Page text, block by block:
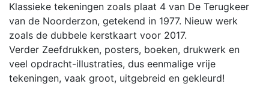
Klassieke tekeningen zoals plaat 4 van De Terugkeer
van de Noorderzon, getekend in 1977. Nieuw werk
zoals de dubbele kerstkaart voor 2017.
Verder Zeefdrukken, posters, boeken, drukwerk en
veel opdracht-illustraties, dus eenmalige vrije
tekeningen, vaak groot, uitgebreid en gekleurd!